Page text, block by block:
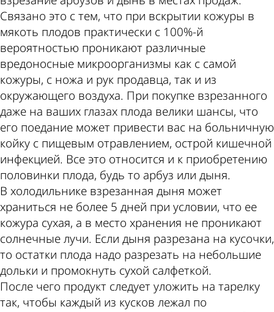
Связано это с тем, что при вскрытии кожуры в
мякоть плодов практически с 100%-й
вероятностью проникают различные
вредоносные микроорганизмы как с самой
кожуры, с ножа и рук продавца, так и из
окружающего воздуха. При покупке взрезанного
даже на ваших глазах плода велики шансы, что
его поедание может привести вас на больничную
койку с пищевым отравлением, острой кишечной
инфекцией. Все это относится и к приобретению
половинки плода, будь то арбуз или дыня.
В холодильнике взрезанная дыня может
храниться не более 5 дней при условии, что ее
кожура сухая, а в место хранения не проникают
солнечные лучи. Если дыня разрезана на кусочки,
то остатки плода надо разрезать на небольшие
дольки и промокнуть сухой салфеткой.
После чего продукт следует уложить на тарелку
так, чтобы каждый из кусков лежал по